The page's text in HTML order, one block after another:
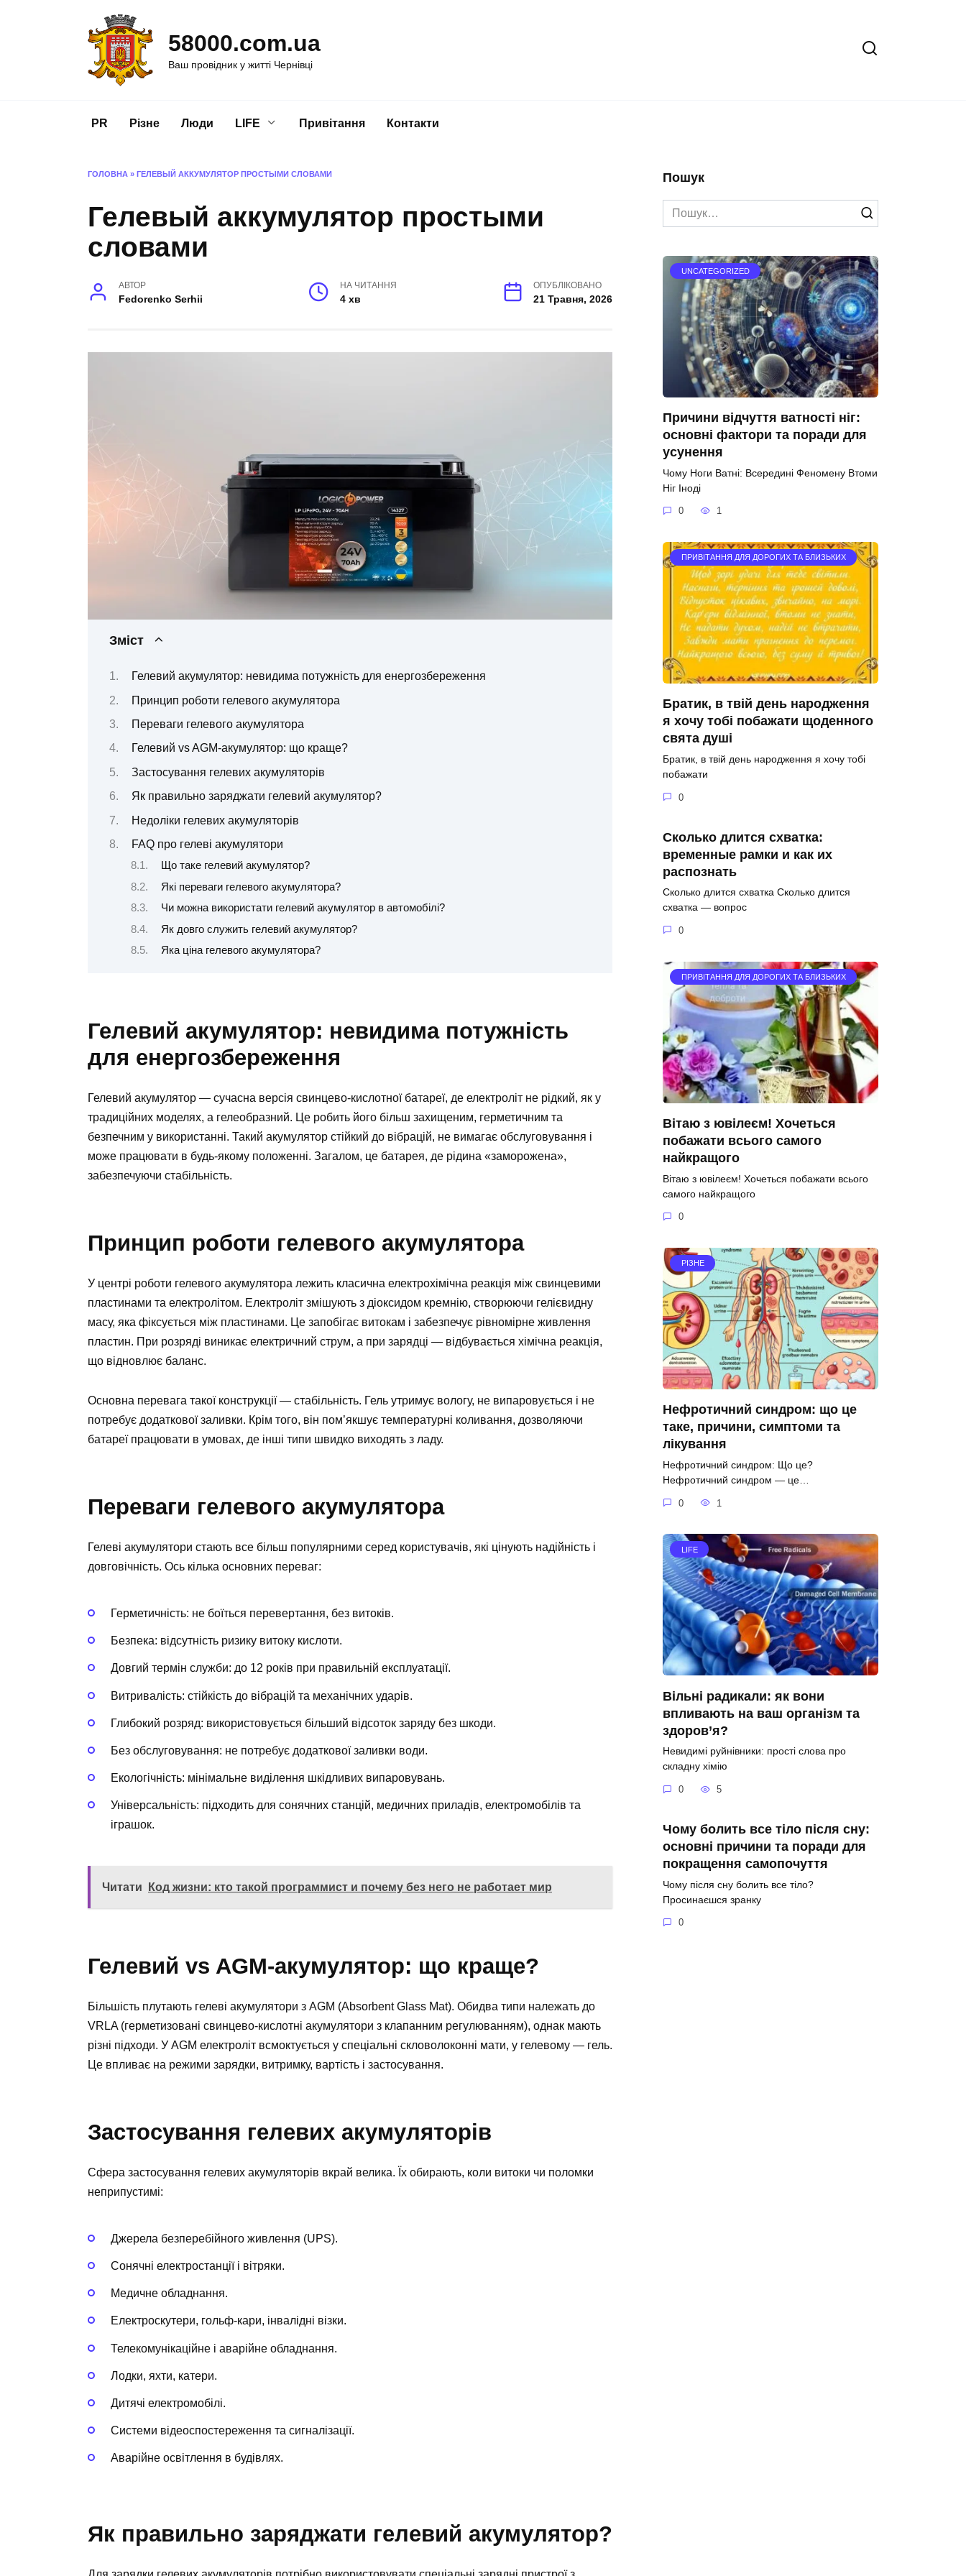
58000.com.ua
Ваш провідник у житті Чернівці
PR Різне Люди LIFE Привітання Контакти
ГОЛОВНА » ГЕЛЕВЫЙ АККУМУЛЯТОР ПРОСТЫМИ СЛОВАМИ
Гелевый аккумулятор простыми
словами
АВТОР
Fedorenko Serhii
НА ЧИТАННЯ
4 хв
ОПУБЛІКОВАНО
21 Травня, 2026
Зміст
Гелевий акумулятор: невидима потужність для енергозбереження
Принцип роботи гелевого акумулятора
Переваги гелевого акумулятора
Гелевий vs AGM-акумулятор: що краще?
Застосування гелевих акумуляторів
Як правильно заряджати гелевий акумулятор?
Недоліки гелевих акумуляторів
FAQ про гелеві акумулятори
Що таке гелевий акумулятор?
Які переваги гелевого акумулятора?
Чи можна використати гелевий акумулятор в автомобілі?
Як довго служить гелевий акумулятор?
Яка ціна гелевого акумулятора?
Гелевий акумулятор: невидима потужність
для енергозбереження
Гелевий акумулятор — сучасна версія свинцево-кислотної батареї, де електроліт не рідкий, як у
традиційних моделях, а гелеобразний. Це робить його більш захищеним, герметичним та
безпечним у використанні. Такий акумулятор стійкий до вібрацій, не вимагає обслуговування і
може працювати в будь-якому положенні. Загалом, це батарея, де рідина «заморожена»,
забезпечуючи стабільність.
Принцип роботи гелевого акумулятора
У центрі роботи гелевого акумулятора лежить класична електрохімічна реакція між свинцевими
пластинами та електролітом. Електроліт змішують з діоксидом кремнію, створюючи гелієвидну
масу, яка фіксується між пластинами. Це запобігає витокам і забезпечує рівномірне живлення
пластин. При розряді виникає електричний струм, а при зарядці — відбувається хімічна реакція,
що відновлює баланс.
Основна перевага такої конструкції — стабільність. Гель утримує вологу, не випаровується і не
потребує додаткової заливки. Крім того, він пом’якшує температурні коливання, дозволяючи
батареї працювати в умовах, де інші типи швидко виходять з ладу.
Переваги гелевого акумулятора
Гелеві акумулятори стають все більш популярними серед користувачів, які цінують надійність і
довговічність. Ось кілька основних переваг:
Герметичність: не боїться перевертання, без витоків.
Безпека: відсутність ризику витоку кислоти.
Довгий термін служби: до 12 років при правильній експлуатації.
Витривалість: стійкість до вібрацій та механічних ударів.
Глибокий розряд: використовується більший відсоток заряду без шкоди.
Без обслуговування: не потребує додаткової заливки води.
Екологічність: мінімальне виділення шкідливих випаровувань.
Універсальність: підходить для сонячних станцій, медичних приладів, електромобілів та
іграшок.
Читати Код жизни: кто такой программист и почему без него не работает мир
Гелевий vs AGM-акумулятор: що краще?
Більшість плутають гелеві акумулятори з AGM (Absorbent Glass Mat). Обидва типи належать до
VRLA (герметизовані свинцево-кислотні акумулятори з клапанним регулюванням), однак мають
різні підходи. У AGM електроліт всмоктується у спеціальні скловолоконні мати, у гелевому — гель.
Це впливає на режими зарядки, витримку, вартість і застосування.
Застосування гелевих акумуляторів
Сфера застосування гелевих акумуляторів вкрай велика. Їх обирають, коли витоки чи поломки
неприпустимі:
Джерела безперебійного живлення (UPS).
Сонячні електростанції і вітряки.
Медичне обладнання.
Електроскутери, гольф-кари, інвалідні візки.
Телекомунікаційне і аварійне обладнання.
Лодки, яхти, катери.
Дитячі електромобілі.
Системи відеоспостереження та сигналізації.
Аварійне освітлення в будівлях.
Як правильно заряджати гелевий акумулятор?
Пошук
Search
for:
UNCATEGORIZED
Причини відчуття ватності ніг:
основні фактори та поради для
усунення
Чому Ноги Ватні: Всередині Феномену Втоми
Ніг Іноді
0 1
ПРИВІТАННЯ ДЛЯ ДОРОГИХ ТА БЛИЗЬКИХ
Братик, в твій день народження
я хочу тобі побажати щоденного
свята душі
Братик, в твій день народження я хочу тобі
побажати
0
Сколько длится схватка:
временные рамки и как их
распознать
Сколько длится схватка Сколько длится
схватка — вопрос
0
ПРИВІТАННЯ ДЛЯ ДОРОГИХ ТА БЛИЗЬКИХ
Вітаю з ювілеєм! Хочеться
побажати всього самого
найкращого
Вітаю з ювілеєм! Хочеться побажати всього
самого найкращого
0
РІЗНЕ
Нефротичний синдром: що це
таке, причини, симптоми та
лікування
Нефротичний синдром: Що це?
Нефротичний синдром — це…
0 1
LIFE
Вільні радикали: як вони
впливають на ваш організм та
здоров’я?
Невидимі руйнівники: прості слова про
складну хімію
0 5
Чому болить все тіло після сну:
основні причини та поради для
покращення самопочуття
Чому після сну болить все тіло?
Просинаєшся зранку
0